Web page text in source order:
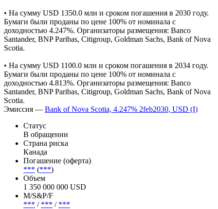
• На сумму USD 1350.0 млн и сроком погашения в 2030 году.
Бумаги были проданы по цене 100% от номинала с
доходностью 4.247%. Организаторы размещения: Banco
Santander, BNP Paribas, Citigroup, Goldman Sachs, Bank of Nova
Scotia.
• На сумму USD 1100.0 млн и сроком погашения в 2034 году.
Бумаги были проданы по цене 100% от номинала с
доходностью 4.813%. Организаторы размещения: Banco
Santander, BNP Paribas, Citigroup, Goldman Sachs, Bank of Nova
Scotia.
Эмиссия — Bank of Nova Scotia, 4.247% 2feb2030, USD (I)
Статус
В обращении
Страна риска
Канада
Погашение (оферта)
*** (***)
Объем
1 350 000 000 USD
М/S&P/F
*** / *** / ***